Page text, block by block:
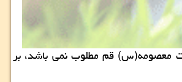
معصومه(س) قم مطلوب نمی باشد، بر